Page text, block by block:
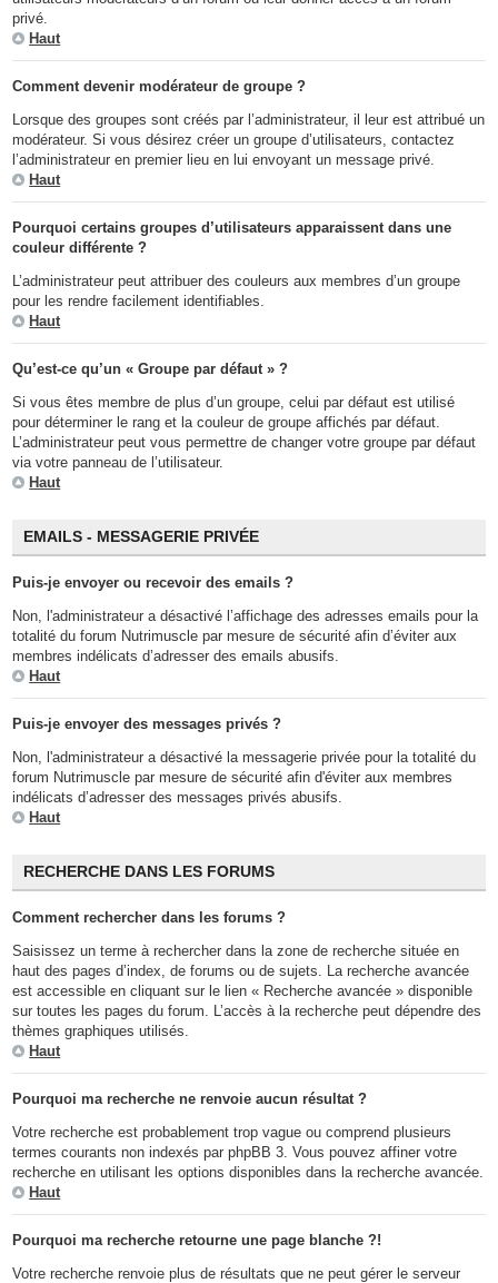
privé.
Haut
Comment devenir modérateur de groupe ?
Lorsque des groupes sont créés par l’administrateur, il leur est attribué un
modérateur. Si vous désirez créer un groupe d’utilisateurs, contactez
l’administrateur en premier lieu en lui envoyant un message privé.
Haut
Pourquoi certains groupes d’utilisateurs apparaissent dans une
couleur différente ?
L’administrateur peut attribuer des couleurs aux membres d’un groupe
pour les rendre facilement identifiables.
Haut
Qu’est-ce qu’un « Groupe par défaut » ?
Si vous êtes membre de plus d’un groupe, celui par défaut est utilisé
pour déterminer le rang et la couleur de groupe affichés par défaut.
L’administrateur peut vous permettre de changer votre groupe par défaut
via votre panneau de l’utilisateur.
Haut
EMAILS - MESSAGERIE PRIVÉE
Puis-je envoyer ou recevoir des emails ?
Non, l'administrateur a désactivé l’affichage des adresses emails pour la
totalité du forum Nutrimuscle par mesure de sécurité afin d’éviter aux
membres indélicats d’adresser des emails abusifs.
Haut
Puis-je envoyer des messages privés ?
Non, l'administrateur a désactivé la messagerie privée pour la totalité du
forum Nutrimuscle par mesure de sécurité afin d'éviter aux membres
indélicats d’adresser des messages privés abusifs.
Haut
RECHERCHE DANS LES FORUMS
Comment rechercher dans les forums ?
Saisissez un terme à rechercher dans la zone de recherche située en
haut des pages d’index, de forums ou de sujets. La recherche avancée
est accessible en cliquant sur le lien « Recherche avancée » disponible
sur toutes les pages du forum. L’accès à la recherche peut dépendre des
thèmes graphiques utilisés.
Haut
Pourquoi ma recherche ne renvoie aucun résultat ?
Votre recherche est probablement trop vague ou comprend plusieurs
termes courants non indexés par phpBB 3. Vous pouvez affiner votre
recherche en utilisant les options disponibles dans la recherche avancée.
Haut
Pourquoi ma recherche retourne une page blanche ?!
Votre recherche renvoie plus de résultats que ne peut gérer le serveur